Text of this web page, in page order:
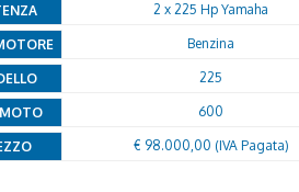
2 x 225 Hp Yamaha
Benzina
225
600
€ 98.000,00 (IVA Pagata)